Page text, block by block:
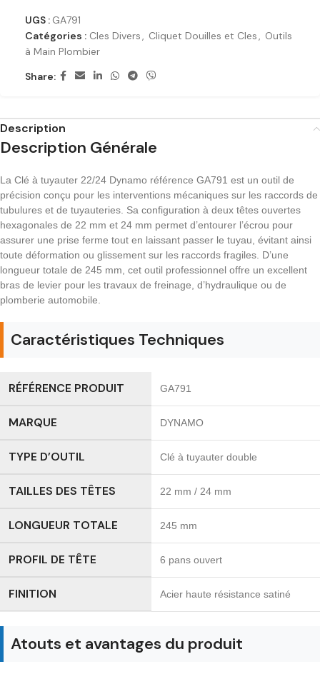
UGS : GA791
Catégories : Cles Divers, Cliquet Douilles et Cles, Outils
à Main Plombier
Share:
Description
Description Générale
La Clé à tuyauter 22/24 Dynamo référence GA791 est un outil de
précision conçu pour les interventions mécaniques sur les raccords de
tubulures et de tuyauteries. Sa configuration à deux têtes ouvertes
hexagonales de 22 mm et 24 mm permet d’entourer l’écrou pour
assurer une prise ferme tout en laissant passer le tuyau, évitant ainsi
toute déformation ou glissement sur les raccords fragiles. D’une
longueur totale de 245 mm, cet outil professionnel offre un excellent
bras de levier pour les travaux de freinage, d’hydraulique ou de
plomberie automobile.
Caractéristiques Techniques
RÉFÉRENCE PRODUIT GA791
MARQUE DYNAMO
TYPE D’OUTIL Clé à tuyauter double
TAILLES DES TÊTES 22 mm / 24 mm
LONGUEUR TOTALE 245 mm
PROFIL DE TÊTE 6 pans ouvert
FINITION Acier haute résistance satiné
Atouts et avantages du produit